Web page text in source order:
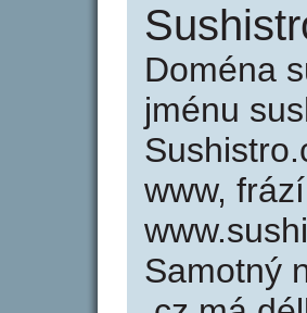
Doména
jménu
www,
Samotný